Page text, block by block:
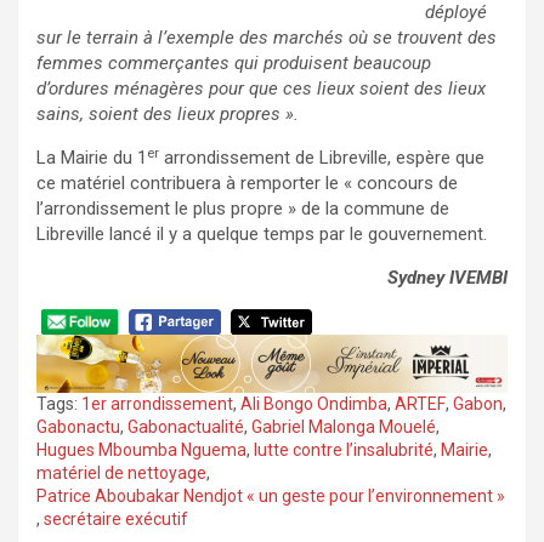
déployé
sur le terrain à l’exemple des marchés où se trouvent des
femmes commerçantes qui produisent beaucoup
d’ordures ménagères pour que ces lieux soient des lieux
sains, soient des lieux propres ».
La Mairie du 1 er arrondissement de Libreville, espère que
ce matériel contribuera à remporter le « concours de
l’arrondissement le plus propre » de la commune de
Libreville lancé il y a quelque temps par le gouvernement.
Sydney IVEMBI
Tags: 1er arrondissement, Ali Bongo Ondimba, ARTEF, Gabon,
Gabonactu, Gabonactualité, Gabriel Malonga Mouelé,
Hugues Mboumba Nguema, lutte contre l’insalubrité, Mairie,
matériel de nettoyage,
Patrice Aboubakar Nendjot « un geste pour l’environnement »
, secrétaire exécutif